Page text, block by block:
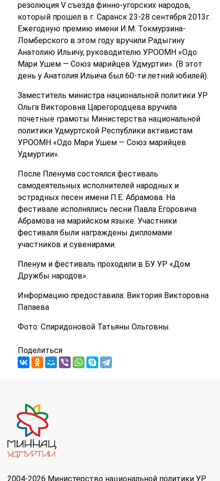
резолюция V съезда финно-угорских народов,
который прошел в г. Саранск 23-28 сентября 2013г.
Ежегодную премию имени И.М. Токмурзина-
Ломберского в этом году вручили Радыгину
Анатолию Ильичу, руководителю УРООМН «Одо
Мари Ушем — Союз марийцев Удмуртии». (В этот
день у Анатолия Ильича был 60-ти летний юбилей).
Заместитель министра национальной политики УР
Ольга Викторовна Царегородцева вручила
почетные грамоты Министерства национальной
политики Удмуртской Республики активистам
УРООМН «Одо Мари Ушем — Союз марийцев
Удмуртии».
После Пленума состоялся фестиваль
самодеятельных исполнителей народных и
эстрадных песен имени П.Е. Абрамова. На
фестивале исполнялись песни Павла Егоровича
Абрамова на марийском языке. Участники
фестиваля были награждены дипломами
участников и сувенирами.
Пленум и фестиваль проходили в БУ УР «Дом
Дружбы народов».
Информацию предоставила: Виктория Викторовна
Папаева
Фото: Спиридоновой Татьяны Ольговны.
Поделиться
2004-2026 Министерство национальной политики УР